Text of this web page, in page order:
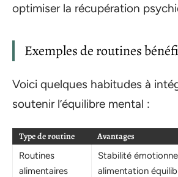
optimiser la récupération
Exemples de routines
Voici quelques habitudes à
soutenir l’équilibre mental :
Type de routine Avantages
Routines
alimentaires
Stabilité
alimentation